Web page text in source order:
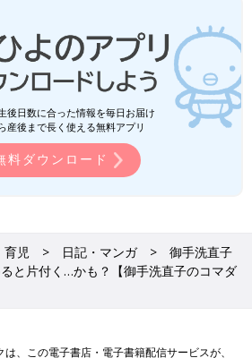
後日数に合った情報を毎日お届け
産後まで長く使える無料アプリ
料ダウンロード
育児 日記・マンガ
御手洗直子
と片付く…かも？【御手洗直子のコマダ
は、この電子書店・電子書籍配信サービスが、